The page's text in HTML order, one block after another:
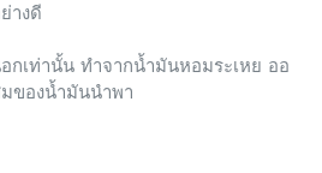
างดี
กเท่านั้น ทำจากน้ำมันหอมระเหย ออ
ของน้ำมันนำพา